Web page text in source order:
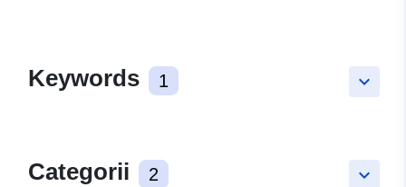
keyboard_arrow_down
Keywords 1
keyboard_arrow_down
Categorii 2